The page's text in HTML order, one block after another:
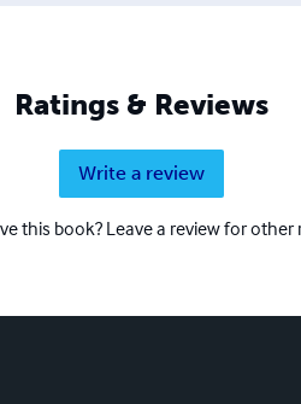
Ratings & Reviews
Write a review
this book? Leave a review for other